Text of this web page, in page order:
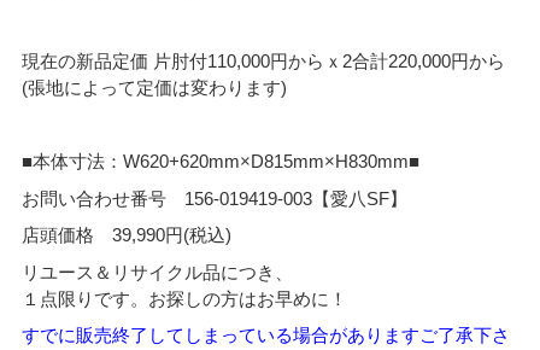
現在の新品定価 片肘付110,000円からｘ2合計220,000円から
(張地によって定価は変わります)
■本体寸法：W620+620mm×D815mm×H830mm■
お問い合わせ番号 156-019419-003【愛八SF】
店頭価格 39,990円(税込)
リユース＆リサイクル品につき、
１点限りです。お探しの方はお早めに！
すでに販売終了してしまっている場合がありますご了承下さ